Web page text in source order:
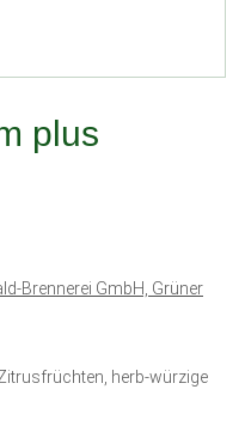
plus
Brennerei GmbH, Grüner
herb-würzige